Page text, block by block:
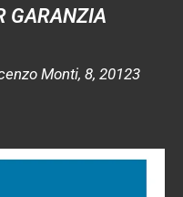
GARANZIA
Monti, 8, 20123